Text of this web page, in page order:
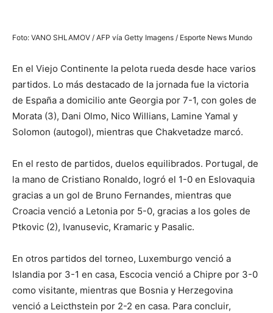
Foto: VANO SHLAMOV / AFP vía Getty Imagens / Esporte News Mundo
En el Viejo Continente la pelota rueda desde hace varios
partidos. Lo más destacado de la jornada fue la victoria
de España a domicilio ante Georgia por 7-1, con goles de
Morata (3), Dani Olmo, Nico Willians, Lamine Yamal y
Solomon (autogol), mientras que Chakvetadze marcó.
En el resto de partidos, duelos equilibrados. Portugal, de
la mano de Cristiano Ronaldo, logró el 1-0 en Eslovaquia
gracias a un gol de Bruno Fernandes, mientras que
Croacia venció a Letonia por 5-0, gracias a los goles de
Ptkovic (2), Ivanusevic, Kramaric y Pasalic.
En otros partidos del torneo, Luxemburgo venció a
Islandia por 3-1 en casa, Escocia venció a Chipre por 3-0
como visitante, mientras que Bosnia y Herzegovina
venció a Leicthstein por 2-2 en casa. Para concluir,